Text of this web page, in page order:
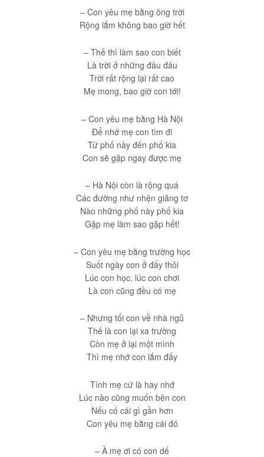
– Con yêu mẹ bằng ông trời
Rộng lắm không bao giờ hết
– Thế thì làm sao con biết
Là trời ở những đâu đâu
Trời rất rộng lại rất cao
Mẹ mong, bao giờ con tới!
– Con yêu mẹ bằng Hà Nội
Để nhớ mẹ con tìm đi
Từ phố này đến phố kia
Con sẽ gặp ngay được mẹ
– Hà Nội còn là rộng quá
Các đường như nhện giăng tơ
Nào những phố này phố kia
Gặp mẹ làm sao gặp hết!
– Con yêu mẹ bằng trường học
Suốt ngày con ở đấy thôi
Lúc con học, lúc con chơi
Là con cũng đều có mẹ
– Nhưng tối con về nhà ngủ
Thế là con lại xa trường
Còn mẹ ở lại một mình
Thì mẹ nhớ con lắm đấy
Tính mẹ cứ là hay nhớ
Lúc nào cũng muốn bên con
Nếu có cái gì gần hơn
Con yêu mẹ bằng cái đó
– À mẹ ơi có con dế